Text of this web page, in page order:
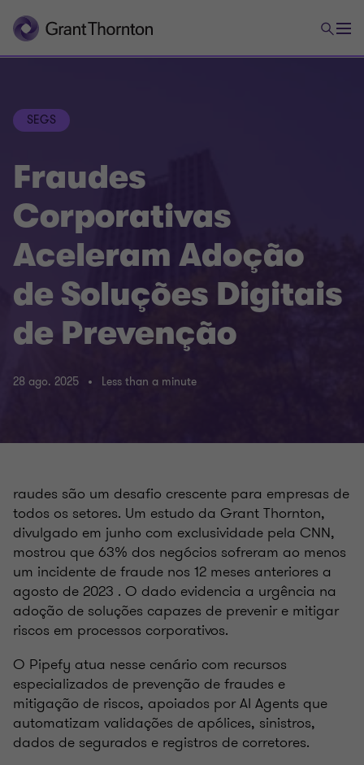
SEGS
Fraudes
Corporativas
Aceleram Adoção
de Soluções Digitais
de Prevenção
28 ago. 2025 Less than a minute
raudes são um desafio crescente para empresas de
todos os setores. Um estudo da Grant Thornton,
divulgado em junho com exclusividade pela CNN,
mostrou que 63% dos negócios sofreram ao menos
um incidente de fraude nos 12 meses anteriores a
agosto de 2023 . O dado evidencia a urgência na
adoção de soluções capazes de prevenir e mitigar
riscos em processos corporativos.
O Pipefy atua nesse cenário com recursos
especializados de prevenção de fraudes e
mitigação de riscos, apoiados por AI Agents que
automatizam validações de apólices, sinistros,
dados de segurados e registros de corretores.